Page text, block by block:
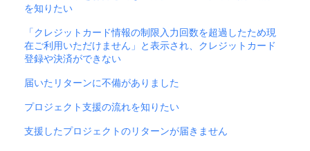
を知りたい
「クレジットカード情報の制限入力回数を超過したため現
在ご利用いただけません」と表示され、クレジットカード
登録や決済ができない
届いたリターンに不備がありました
プロジェクト支援の流れを知りたい
支援したプロジェクトのリターンが届きません